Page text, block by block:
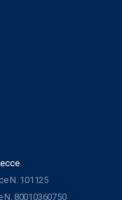
.
N. 101125
N. 80010360750